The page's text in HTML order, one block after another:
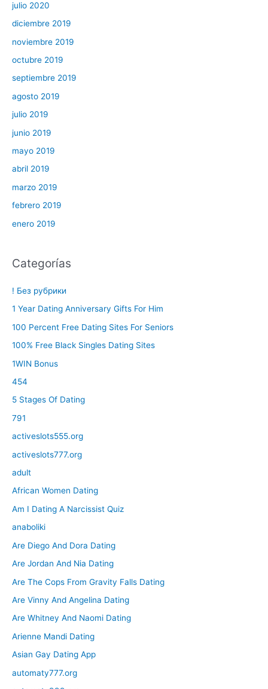
julio 2020
diciembre 2019
noviembre 2019
octubre 2019
septiembre 2019
agosto 2019
julio 2019
junio 2019
mayo 2019
abril 2019
marzo 2019
febrero 2019
enero 2019
Categorías
! Без рубрики
1 Year Dating Anniversary Gifts For Him
100 Percent Free Dating Sites For Seniors
100% Free Black Singles Dating Sites
1WIN Bonus
454
5 Stages Of Dating
791
activeslots555.org
activeslots777.org
adult
African Women Dating
Am I Dating A Narcissist Quiz
anaboliki
Are Diego And Dora Dating
Are Jordan And Nia Dating
Are The Cops From Gravity Falls Dating
Are Vinny And Angelina Dating
Are Whitney And Naomi Dating
Arienne Mandi Dating
Asian Gay Dating App
automaty777.org